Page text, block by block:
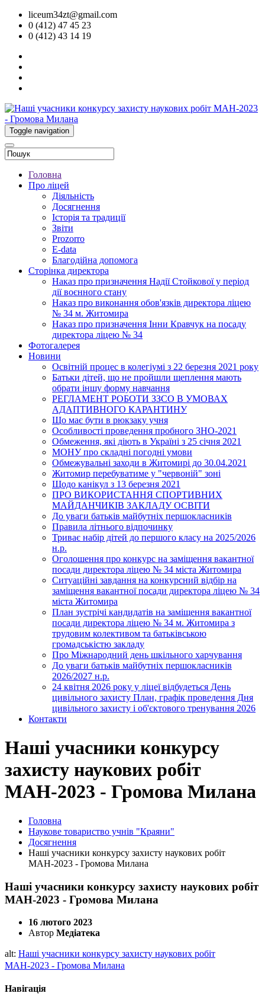
liceum34zt@gmail.com
0 (412) 47 45 23
0 (412) 43 14 19
Toggle navigation
Головна
Про ліцей
Діяльність
Досягнення
Історія та традиції
Звіти
Prozorro
E-data
Благодійна допомога
Сторінка директора
Наказ про призначення Надії Стойкової у період
дії воєнного стану
Наказ про виконання обов'язків директора ліцею
№ 34 м. Житомира
Наказ про призначення Інни Кравчук на посаду
директора ліцею № 34
Фотогалерея
Новини
Освітній процес в колегіумі з 22 березня 2021 року
Батьки дітей, що не пройшли щеплення мають
обрати іншу форму навчання
РЕГЛАМЕНТ РОБОТИ ЗЗСО В УМОВАХ
АДАПТИВНОГО КАРАНТИНУ
Що має бути в рюкзаку учня
Особливості проведення пробного ЗНО-2021
Обмеження, які діють в Україні з 25 січня 2021
МОНУ про складні погодні умови
Обмежувальні заходи в Житомирі до 30.04.2021
Житомир перебуватиме у "червоній" зоні
Щодо канікул з 13 березня 2021
ПРО ВИКОРИСТАННЯ СПОРТИВНИХ
МАЙДАНЧИКІВ ЗАКЛАДУ ОСВІТИ
До уваги батьків майбутніх першокласників
Правила літнього відпочинку
Триває набір дітей до першого класу на 2025/2026
н.р.
Оголошення про конкурс на заміщення вакантної
посади директора ліцею № 34 міста Житомира
Ситуаційні завдання на конкурсний відбір на
заміщення вакантної посади директора ліцею № 34
міста Житомира
План зустрічі кандидатів на заміщення вакантної
посади директора ліцею № 34 м. Житомира з
трудовим колективом та батьківською
громадськістю закладу
Про Міжнародний день шкільного харчування
До уваги батьків майбутніх першокласників
2026/2027 н.р.
24 квітня 2026 року у ліцеї відбудеться День
цивільного захисту План, графік проведення Дня
цивільного захисту і об'єктового тренування 2026
Контакти
Наші учасники конкурсу
захисту наукових робіт
МАН-2023 - Громова Милана
Головна
Наукове товариство учнів "Краяни"
Досягнення
Наші учасники конкурсу захисту наукових робіт
МАН-2023 - Громова Милана
Наші учасники конкурсу захисту наукових робіт
МАН-2023 - Громова Милана
16 лютого 2023
Автор Медіатека
alt: Наші учасники конкурсу захисту наукових робіт
МАН-2023 - Громова Милана
Навігація